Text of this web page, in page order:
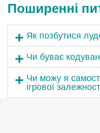
Поширенні
Як позбутися
Чи буває
Чи можу я
ігрової